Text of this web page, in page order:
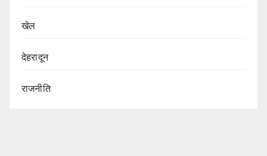
खेल
देहरादून
राजनीति